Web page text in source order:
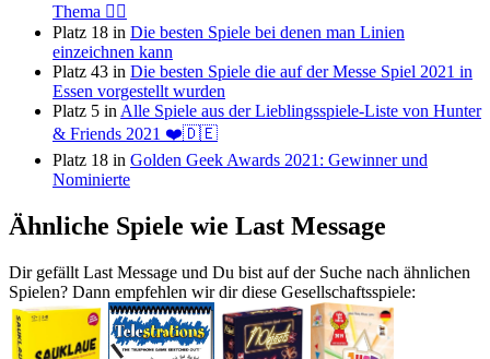
Thema 🦸‍♂️
Platz 18 in Die besten Spiele bei denen man Linien
einzeichnen kann
Platz 43 in Die besten Spiele die auf der Messe Spiel 2021 in
Essen vorgestellt wurden
Platz 5 in Alle Spiele aus der Lieblingsspiele-Liste von Hunter
& Friends 2021 ❤️🇩🇪
Platz 18 in Golden Geek Awards 2021: Gewinner und
Nominierte
Ähnliche Spiele wie Last Message
Dir gefällt Last Message und Du bist auf der Suche nach ähnlichen
Spielen? Dann empfehlen wir dir diese Gesellschaftsspiele: